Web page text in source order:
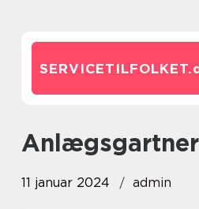
SERVICETILFOLKET.
11 januar 2024 admin